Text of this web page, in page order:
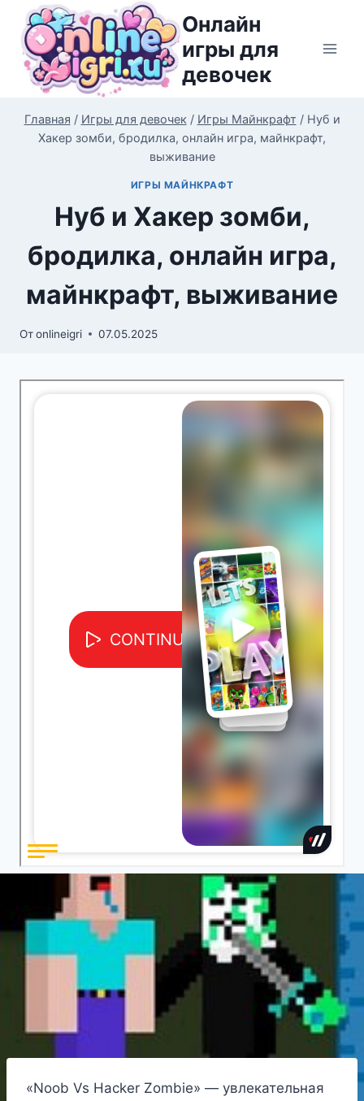
Перейти
содержимому
Онлайн
игры для
девочек
Главная / Игры для девочек / Игры Майнкрафт / Нуб и
Хакер зомби, бродилка, онлайн игра, майнкрафт,
выживание
ИГРЫ МАЙНКРАФТ
Нуб и Хакер зомби,
бродилка, онлайн игра,
майнкрафт, выживание
Отonlineigri 07.05.2025
«Noob Vs Hacker Zombie» — увлекательная